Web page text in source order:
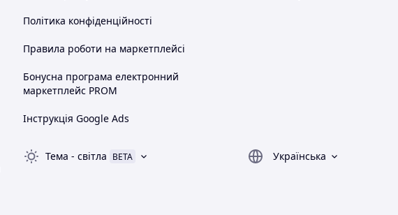
Політика конфіденційності
Правила роботи на маркетплейсі
Бонусна програма електронний
маркетплейс PROM
Інструкція Google Ads
Тема - світла BETA
Українська